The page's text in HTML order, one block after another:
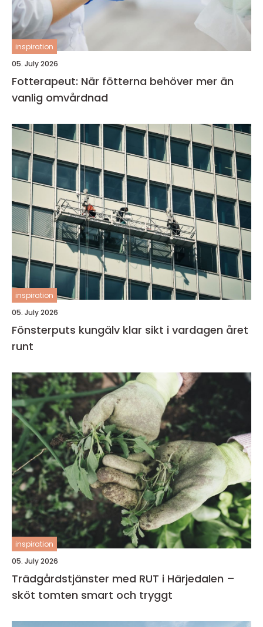
inspiration
05. July 2026
Fotterapeut: När fötterna behöver mer än
vanlig omvårdnad
inspiration
05. July 2026
Fönsterputs kungälv klar sikt i vardagen året
runt
inspiration
05. July 2026
Trädgårdstjänster med RUT i Härjedalen –
sköt tomten smart och tryggt